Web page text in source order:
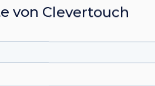
von Clevertouch